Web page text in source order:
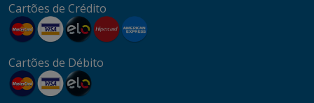
Cartões de Crédito
Cartões de Débito